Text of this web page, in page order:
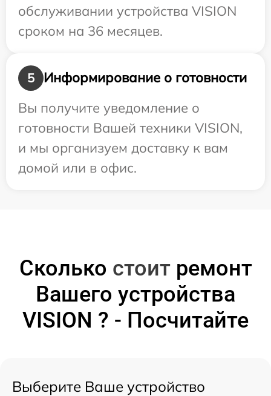
обслуживании устройства VISION
сроком на 36 месяцев.
5
Информирование о готовности
Вы получите уведомление о
готовности Вашей техники VISION,
и мы организуем доставку к вам
домой или в офис.
Сколько стоитремонт
Вашего устройства
VISION ? - Посчитайте
Выберите Ваше устройство